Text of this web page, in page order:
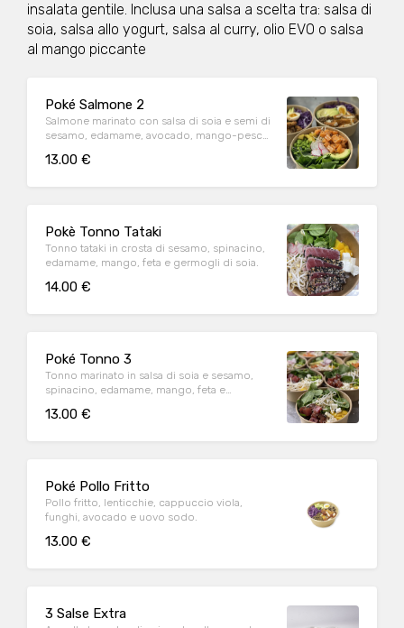
insalata gentile. Inclusa una salsa a scelta tra: salsa di
soia, salsa allo yogurt, salsa al curry, olio EVO o salsa
al mango piccante
Poké Salmone 2
Salmone marinato con salsa di soia e semi di
sesamo, edamame, avocado, mango-pesca,
di soia.
13.00 €
Pokè Tonno Tataki
Tonno tataki in crosta di sesamo, spinacino,
edamame, mango, feta e germogli di soia.
14.00 €
Poké Tonno 3
Tonno marinato in salsa di soia e sesamo,
spinacino, edamame, mango, feta e
13.00 €
Poké Pollo Fritto
Pollo fritto, lenticchie, cappuccio viola,
funghi, avocado e uovo sodo.
13.00 €
3 Salse Extra